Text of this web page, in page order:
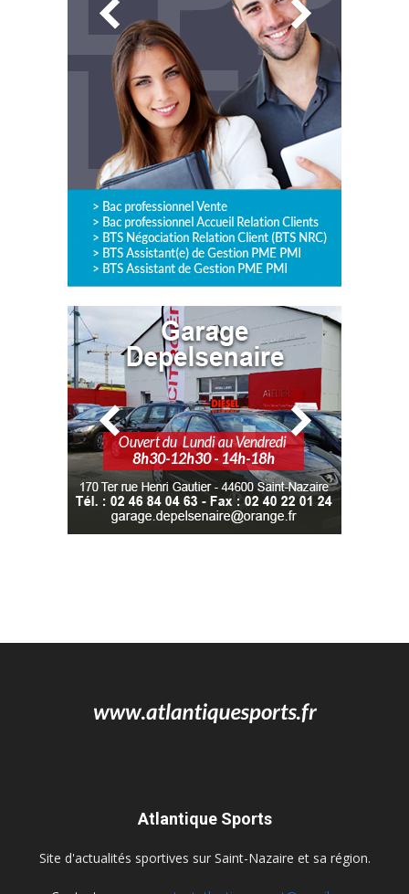
Atlantique Sports
Site d'actualités sportives sur Saint-Nazaire et sa région.